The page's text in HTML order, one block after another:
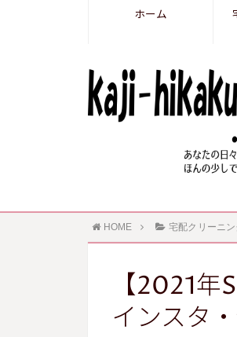
ホーム
HOME 宅配クリーニン
【2021
インスタ